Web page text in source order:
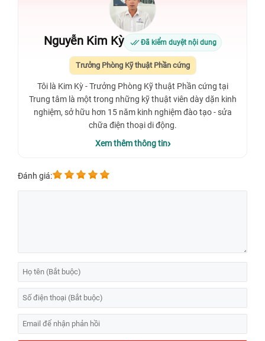
Nguyễn Kim Kỳ Đã kiểm duyệt nội dung
Trưởng Phòng Kỹ thuật Phần cứng
Tôi là Kim Kỳ - Trưởng Phòng Kỹ thuật Phần cứng tại
Trung tâm là một trong những kỹ thuật viên dày dặn kinh
nghiệm, sở hữu hơn 15 năm kinh nghiệm đào tạo - sửa
chữa điện thoại di động.
Xem thêm thông tin
Đánh giá: